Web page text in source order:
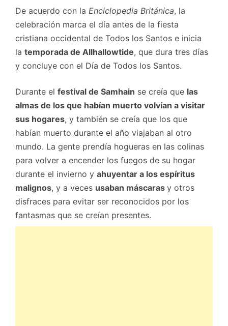
De acuerdo con la Enciclopedia Británica, la
celebración marca el día antes de la fiesta
cristiana occidental de Todos los Santos e inicia
la temporada de Allhallowtide, que dura tres días
y concluye con el Día de Todos los Santos.
Durante el festival de Samhain se creía que las
almas de los que habían muerto volvían a visitar
sus hogares, y también se creía que los que
habían muerto durante el año viajaban al otro
mundo. La gente prendía hogueras en las colinas
para volver a encender los fuegos de su hogar
durante el invierno y ahuyentar a los espíritus
malignos, y a veces usaban máscaras y otros
disfraces para evitar ser reconocidos por los
fantasmas que se creían presentes.